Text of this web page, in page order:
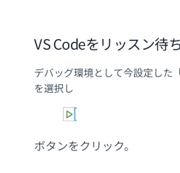
VS Codeをリッスン待
デバッグ環境として今設定した
を選択し
ボタンをクリック。